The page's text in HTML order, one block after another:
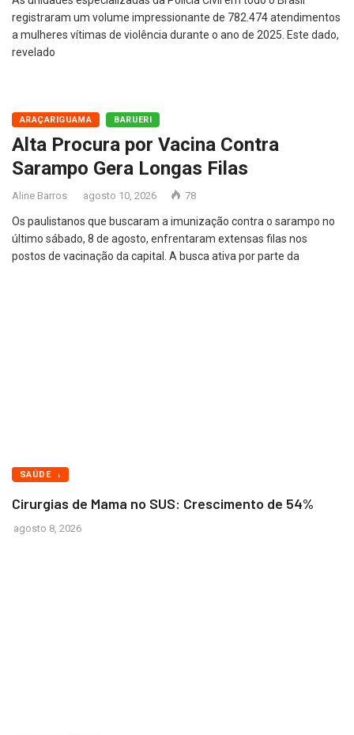
registraram um volume impressionante de 782.474 atendimentos
a mulheres vítimas de violência durante o ano de 2025. Este dado,
revelado
ARAÇARIGUAMA BARUERI
Alta Procura por Vacina Contra
Sarampo Gera Longas Filas
Aline Barros agosto 10, 2026 78
Os paulistanos que buscaram a imunização contra o sarampo no
último sábado, 8 de agosto, enfrentaram extensas filas nos
postos de vacinação da capital. A busca ativa por parte da
BRASÍLIA
SAÚDE
Cirurgias de Mama no SUS: Crescimento de 54%
agosto 8, 2026